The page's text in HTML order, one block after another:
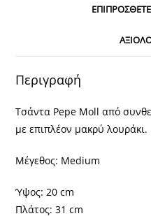
Περιγραφή
Τσάντα Pepe Moll από
με επιπλέον μακρύ λουράκι.
Μέγεθος: Medium
Ύψος: 20 cm
Πλάτος: 31 cm